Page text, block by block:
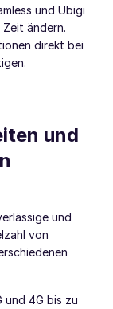
und Ubigi
ändern.
direkt bei
und
und
von
und 4G bis zu